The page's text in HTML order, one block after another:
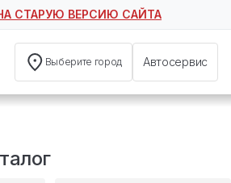
СТАРУЮ ВЕРСИЮ САЙТА
Выберите город Автосервис